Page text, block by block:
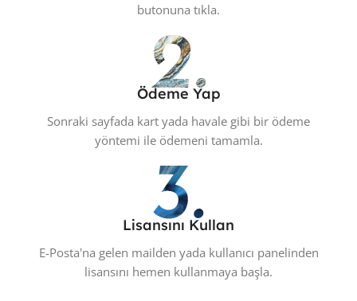
butonuna tıkla.
Ödeme Yap
Sonraki sayfada kart yada havale gibi bir ödeme
yöntemi ile ödemeni tamamla.
Lisansını Kullan
E-Posta'na gelen mailden yada kullanıcı panelinden
lisansını hemen kullanmaya başla.